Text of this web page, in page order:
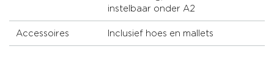
instelbaar onder A2
Accessoires Inclusief hoes en mallets